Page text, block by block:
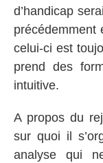
d’handicap
précédemment
celui-ci est
prend des
intuitive.
A propos du
sur quoi il
analyse qui